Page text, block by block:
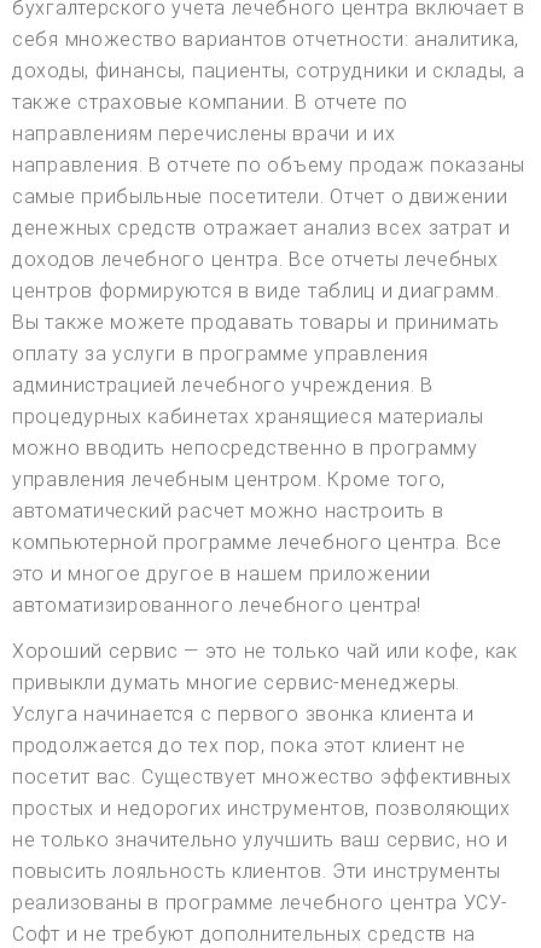
бухгалтерского учета лечебного центра включает в
себя множество вариантов отчетности: аналитика,
доходы, финансы, пациенты, сотрудники и склады, а
также страховые компании. В отчете по
направлениям перечислены врачи и их
направления. В отчете по объему продаж показаны
самые прибыльные посетители. Отчет о движении
денежных средств отражает анализ всех затрат и
доходов лечебного центра. Все отчеты лечебных
центров формируются в виде таблиц и диаграмм.
Вы также можете продавать товары и принимать
оплату за услуги в программе управления
администрацией лечебного учреждения. В
процедурных кабинетах хранящиеся материалы
можно вводить непосредственно в программу
управления лечебным центром. Кроме того,
автоматический расчет можно настроить в
компьютерной программе лечебного центра. Все
это и многое другое в нашем приложении
автоматизированного лечебного центра!
Хороший сервис — это не только чай или кофе, как
привыкли думать многие сервис-менеджеры.
Услуга начинается с первого звонка клиента и
продолжается до тех пор, пока этот клиент не
посетит вас. Существует множество эффективных
простых и недорогих инструментов, позволяющих
не только значительно улучшить ваш сервис, но и
повысить лояльность клиентов. Эти инструменты
реализованы в программе лечебного центра УСУ-
Софт и не требуют дополнительных средств на